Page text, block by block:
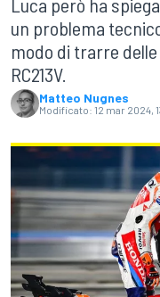
un problema
modo di trarre
RC213V.
Matteo Nugnes
Modificato: 12 mar 2024,